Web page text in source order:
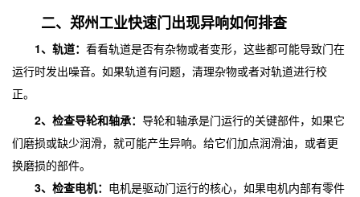
二、郑州工业快速门出现异响如何排查
1、轨道： 看看轨道是否有杂物或者变形，这些都可能导致门在
运行时发出噪音。如果轨道有问题，清理杂物或者对轨道进行校
正。
2、检查导轮和轴承： 导轮和轴承是门运行的关键部件，如果它
们磨损或缺少润滑，就可能产生异响。给它们加点润滑油，或者更
换磨损的部件。
3、检查电机： 电机是驱动门运行的核心，如果电机内部有零件